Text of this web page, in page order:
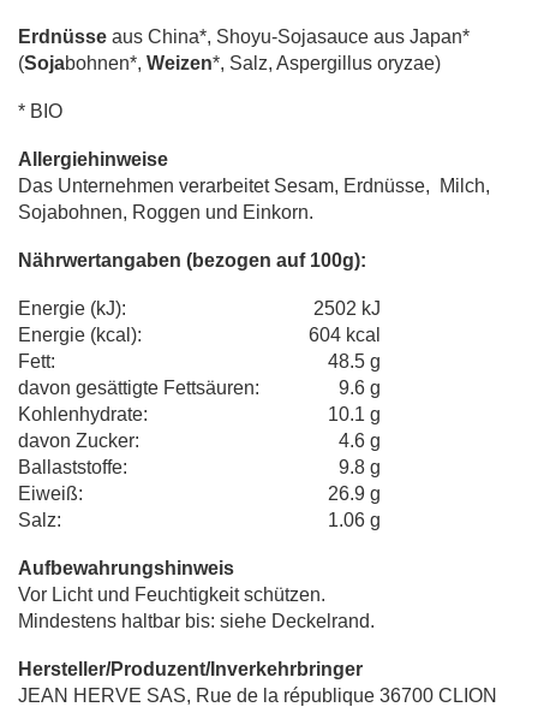
Erdnüsse aus China*, Shoyu-Sojasauce aus Japan*
(Sojabohnen*, Weizen*, Salz, Aspergillus oryzae)
* BIO
Allergiehinweise
Das Unternehmen verarbeitet Sesam, Erdnüsse, Milch,
Sojabohnen, Roggen und Einkorn.
Nährwertangaben (bezogen auf 100g):
Energie (kJ):
2502 kJ
Energie (kcal):
604 kcal
Fett:
48.5 g
davon gesättigte Fettsäuren:
9.6 g
Kohlenhydrate:
10.1 g
davon Zucker:
4.6 g
Ballaststoffe:
9.8 g
Eiweiß:
26.9 g
Salz:
1.06 g
Aufbewahrungshinweis
Vor Licht und Feuchtigkeit schützen.
Mindestens haltbar bis: siehe Deckelrand.
Hersteller/Produzent/Inverkehrbringer
JEAN HERVE SAS, Rue de la république 36700 CLION